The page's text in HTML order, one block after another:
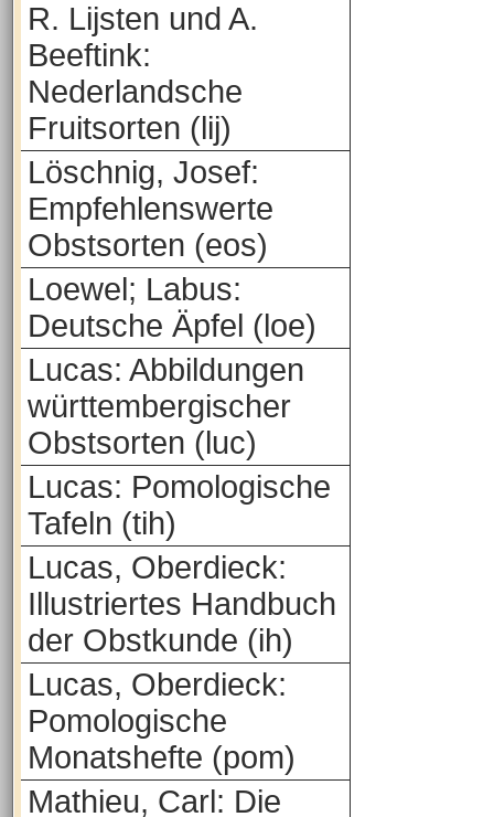
R. Lijsten und A.
Beeftink:
Nederlandsche
Fruitsorten (lij)
Löschnig, Josef:
Empfehlenswerte
Obstsorten (eos)
Loewel; Labus:
Deutsche Äpfel (loe)
Lucas: Abbildungen
württembergischer
Obstsorten (luc)
Lucas: Pomologische
Tafeln (tih)
Lucas, Oberdieck:
Illustriertes Handbuch
der Obstkunde (ih)
Lucas, Oberdieck:
Pomologische
Monatshefte (pom)
Mathieu, Carl: Die